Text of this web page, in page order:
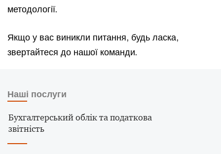
методології.
Якщо у вас виникли питання, будь ласка,
звертайтеся до нашої команди.
Наші послуги
Бухгалтерський облік та податкова
звітність